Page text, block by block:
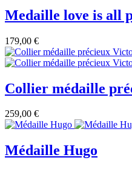
Medaille love is all
179,00 €
Collier médaille
259,00 €
Médaille Hugo